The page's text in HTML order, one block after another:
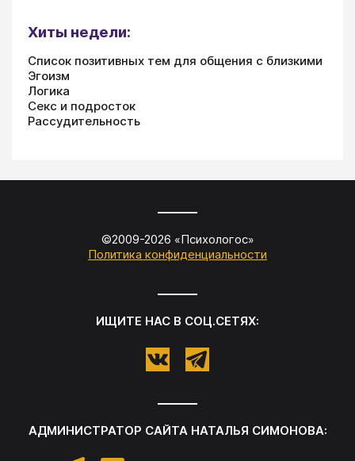
Хиты недели:
Список позитивных тем для общения с близкими
Эгоизм
Логика
Секс и подросток
Рассудительность
©2009-2026 «Психологос»
Политика конфиденциальности
ИЩИТЕ НАС В СОЦ.СЕТЯХ:
АДМИНИСТРАТОР САЙТА НАТАЛЬЯ СИМОНОВА: